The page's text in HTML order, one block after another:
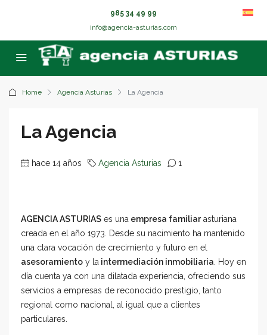
985 34 49 99
info@agencia-asturias.com
Home Agencia Asturias La Agencia
La Agencia
hace 14 años Agencia Asturias 1
AGENCIA ASTURIAS es una empresa familiarasturiana
creada en el año 1973. Desde su nacimiento ha mantenido
una clara vocación de crecimiento y futuro en el
asesoramiento y la intermediación inmobiliaria . Hoy en
día cuenta ya con una dilatada experiencia, ofreciendo sus
servicios a empresas de reconocido prestigio, tanto
regional como nacional, al igual que a clientes
particulares.